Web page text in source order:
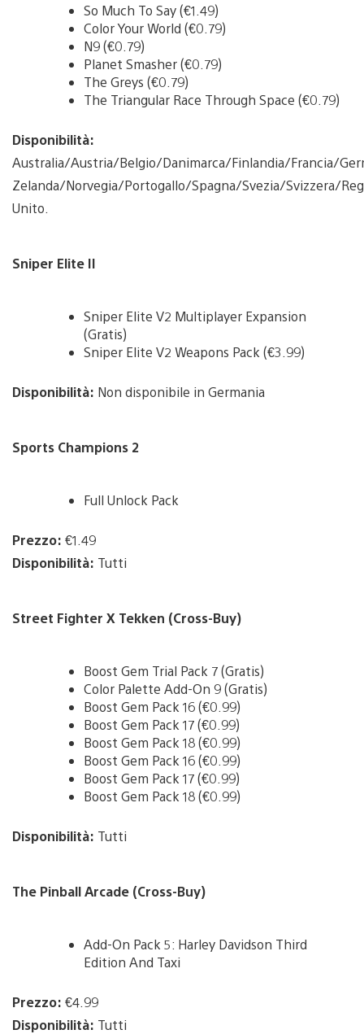
So Much To Say (€1.49)
Color Your World (€0.79)
N9 (€0.79)
Planet Smasher (€0.79)
The Greys (€0.79)
The Triangular Race Through Space (€0.79)
Disponibilità:
Australia/Austria/Belgio/Danimarca/Finlandia/Francia/
Zelanda/Norvegia/Portogallo/Spagna/Svezia/Svizzera/
Unito.
Sniper Elite II
Sniper Elite V2 Multiplayer Expansion
(Gratis)
Sniper Elite V2 Weapons Pack (€3.99)
Disponibilità: Non disponibile in Germania
Sports Champions 2
Full Unlock Pack
Prezzo: €1.49
Disponibilità: Tutti
Street Fighter X Tekken (Cross-Buy)
Boost Gem Trial Pack 7 (Gratis)
Color Palette Add-On 9 (Gratis)
Boost Gem Pack 16 (€0.99)
Boost Gem Pack 17 (€0.99)
Boost Gem Pack 18 (€0.99)
Boost Gem Pack 16 (€0.99)
Boost Gem Pack 17 (€0.99)
Boost Gem Pack 18 (€0.99)
Disponibilità: Tutti
The Pinball Arcade (Cross-Buy)
Add-On Pack 5: Harley Davidson Third
Edition And Taxi
Prezzo: €4.99
Disponibilità: Tutti